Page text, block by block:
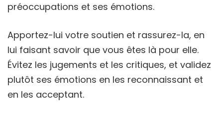
préoccupations et ses émotions.
Apportez-lui votre soutien et rassurez-la, en
lui faisant savoir que vous êtes là pour elle.
Évitez les jugements et les critiques, et validez
plutôt ses émotions en les reconnaissant et
en les acceptant.